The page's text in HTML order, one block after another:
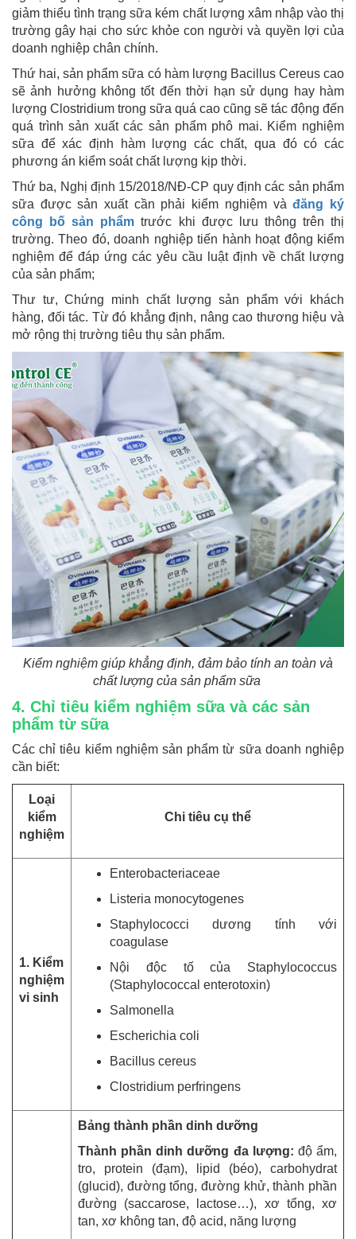
giảm thiểu tình trạng sữa kém chất lượng xâm nhập vào thị
trường gây hại cho sức khỏe con người và quyền lợi của
doanh nghiệp chân chính.
Thứ hai, sản phẩm sữa có hàm lượng Bacillus Cereus cao
sẽ ảnh hưởng không tốt đến thời hạn sử dụng hay hàm
lượng Clostridium trong sữa quá cao cũng sẽ tác động đến
quá trình sản xuất các sản phẩm phô mai. Kiểm nghiệm
sữa để xác định hàm lượng các chất, qua đó có các
phương án kiểm soát chất lượng kịp thời.
Thứ ba, Nghị định 15/2018/NĐ-CP quy định các sản phẩm
sữa được sản xuất cần phải kiểm nghiệm vàđăng ký
công bố sản phẩmtrước khi được lưu thông trên thị
trường. Theo đó, doanh nghiệp tiến hành hoạt động kiểm
nghiệm để đáp ứng các yêu cầu luật định về chất lượng
của sản phẩm;
Thư tư, Chứng minh chất lượng sản phẩm với khách
hàng, đối tác. Từ đó khẳng định, nâng cao thương hiệu và
mở rộng thị trường tiêu thụ sản phẩm.
Kiểm nghiệm giúp khẳng định, đảm bảo tính an toàn và
chất lượng của sản phẩm sữa
4. Chỉ tiêu kiểm nghiệm sữa và các sản
phẩm từ sữa
Các chỉ tiêu kiểm nghiệm sản phẩm từ sữa doanh nghiệp
cần biết:
Loại
kiểm
nghiệm
Chi tiêu cụ thể
1. Kiểm
nghiệm
vi sinh
Enterobacteriaceae
Listeria monocytogenes
Staphylococci dương tính với
coagulase
Nội độc tố của Staphylococcus
(Staphylococcal enterotoxin)
Salmonella
Escherichia coli
Bacillus cereus
Clostridium perfringens
Bảng thành phần dinh dưỡng
Thành phần dinh dưỡng đa lượng: độ ẩm,
tro, protein (đạm), lipid (béo), carbohydrat
(glucid), đường tổng, đường khử, thành phần
đường (saccarose, lactose…), xơ tổng, xơ
tan, xơ không tan, độ acid, năng lượng